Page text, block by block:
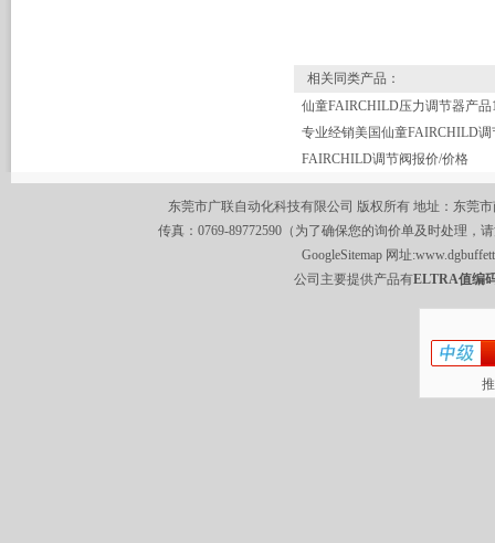
相关同类产品：
专业经销美国仙童FAIRCHILD调
FAIRCHILD调节阀报价/价格
东莞市广联自动化科技有限公司 版权所有 地址：东莞
传真：0769-89772590（为了确保您的询价单及时处理，
GoogleSitemap 网址:
公司主要提供产品有ELTRA值编